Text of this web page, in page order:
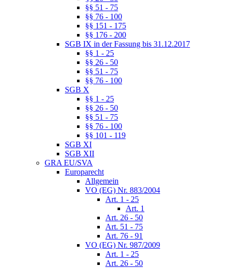
§§ 51 - 75
§§ 76 - 100
§§ 151 - 175
§§ 176 - 200
SGB IX in der Fassung bis 31.12.2017
§§ 1 - 25
§§ 26 - 50
§§ 51 - 75
§§ 76 - 100
SGB X
§§ 1 - 25
§§ 26 - 50
§§ 51 - 75
§§ 76 - 100
§§ 101 - 119
SGB XI
SGB XII
GRA EU/SVA
Europarecht
Allgemein
VO (EG) Nr. 883/2004
Art. 1 - 25
Art. 1
Art. 26 - 50
Art. 51 - 75
Art. 76 - 91
VO (EG) Nr. 987/2009
Art. 1 - 25
Art. 26 - 50